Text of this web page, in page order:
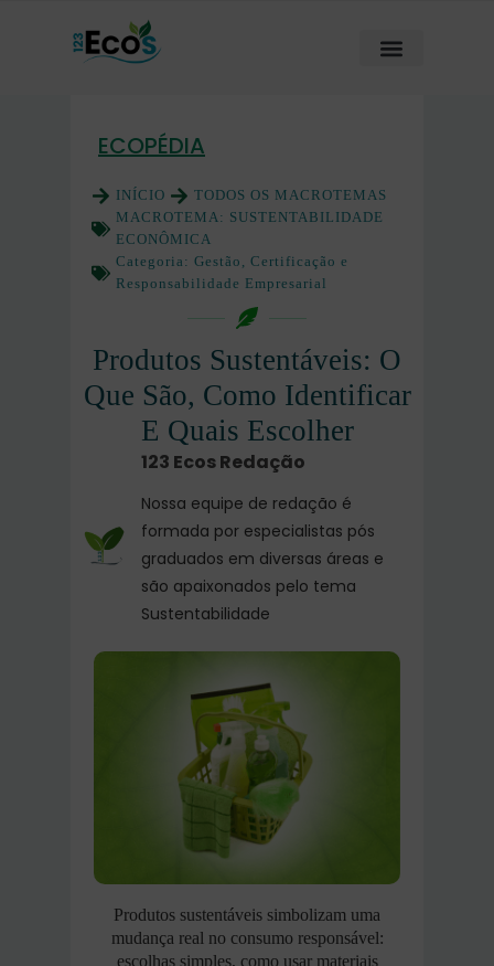
ECOPÉDIA
INÍCIO
TODOS OS MACROTEMAS
MACROTEMA: SUSTENTABILIDADE
ECONÔMICA
Categoria: Gestão, Certificação e
Responsabilidade Empresarial
Produtos Sustentáveis: O
Que São, Como Identificar
E Quais Escolher
123 Ecos Redação
Nossa equipe de redação é
formada por especialistas pós
graduados em diversas áreas e
são apaixonados pelo tema
Sustentabilidade
Produtos sustentáveis simbolizam uma
mudança real no consumo responsável:
escolhas simples, como usar materiais